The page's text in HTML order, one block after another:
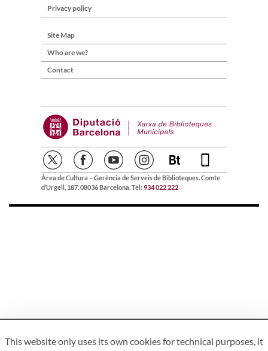
Privacy policy
Site Map
Who are we?
Contact
Àrea de Cultura – Gerència de Serveis de Biblioteques. Comte
d’Urgell, 187. 08036 Barcelona. Tel:934 022 222
This website only uses its own cookies for technical purposes, it